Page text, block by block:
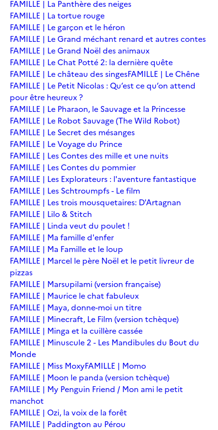
FAMILLE | La Panthère des neiges
FAMILLE | La tortue rouge
FAMILLE | Le garçon et le héron
FAMILLE | Le Grand méchant renard et autres contes
FAMILLE | Le Grand Noël des animaux
FAMILLE | Le Chat Potté 2: la dernière quête
FAMILLE | Le château des singesFAMILLE | Le Chêne
FAMILLE | Le Petit Nicolas : Qu’est ce qu’on attend
pour être heureux ?
FAMILLE | Le Pharaon, le Sauvage et la Princesse
FAMILLE | Le Robot Sauvage (The Wild Robot)
FAMILLE | Le Secret des mésanges
FAMILLE | Le Voyage du Prince
FAMILLE | Les Contes des mille et une nuits
FAMILLE | Les Contes du pommier
FAMILLE | Les Explorateurs : l'aventure fantastique
FAMILLE | Les Schtroumpfs - Le film
FAMILLE | Les trois mousquetaires: D'Artagnan
FAMILLE | Lilo & Stitch
FAMILLE | Linda veut du poulet !
FAMILLE | Ma famille d'enfer
FAMILLE | Ma Famille et le loup
FAMILLE | Marcel le père Noël et le petit livreur de
pizzas
FAMILLE | Marsupilami (version française)
FAMILLE | Maurice le chat fabuleux
FAMILLE | Maya, donne-moi un titre
FAMILLE | Minecraft, Le Film (version tchèque)
FAMILLE | Minga et la cuillère cassée
FAMILLE | Minuscule 2 - Les Mandibules du Bout du
Monde
FAMILLE | Miss MoxyFAMILLE | Momo
FAMILLE | Moon le panda (version tchèque)
FAMILLE | My Penguin Friend / Mon ami le petit
manchot
FAMILLE | Ozi, la voix de la forêt
FAMILLE | Paddington au Pérou